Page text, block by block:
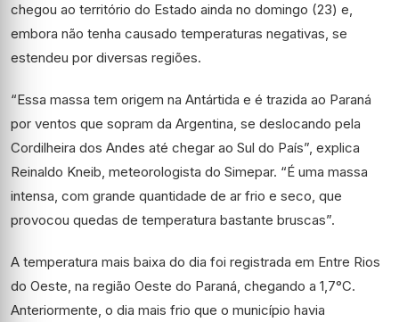
chegou ao território do Estado ainda no domingo (23) e,
embora não tenha causado temperaturas negativas, se
estendeu por diversas regiões.
“Essa massa tem origem na Antártida e é trazida ao Paraná
por ventos que sopram da Argentina, se deslocando pela
Cordilheira dos Andes até chegar ao Sul do País”, explica
Reinaldo Kneib, meteorologista do Simepar. “É uma massa
intensa, com grande quantidade de ar frio e seco, que
provocou quedas de temperatura bastante bruscas”.
A temperatura mais baixa do dia foi registrada em Entre Rios
do Oeste, na região Oeste do Paraná, chegando a 1,7°C.
Anteriormente, o dia mais frio que o município havia